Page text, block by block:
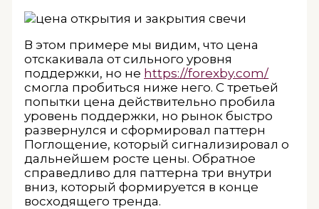
В этом примере мы видим, что цена
отскакивала от сильного уровня
поддержки, но не https://forexby.com/
смогла пробиться ниже него. С третьей
попытки цена действительно пробила
уровень поддержки, но рынок быстро
развернулся и сформировал паттерн
Поглощение, который сигнализировал о
дальнейшем росте цены. Обратное
справедливо для паттерна три внутри
вниз, который формируется в конце
восходящего тренда.